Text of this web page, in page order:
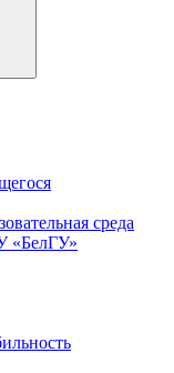
среда
«БелГУ»